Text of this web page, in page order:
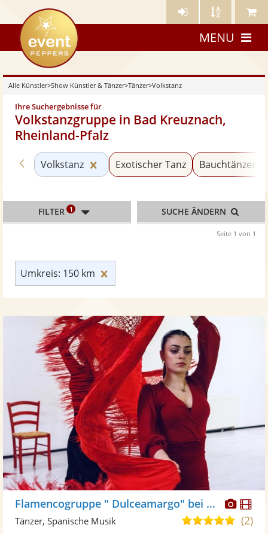
Künstler- Künstler Meine
eventpeppers
MENU
Alle Künstler>Show Künstler & Tänzer>Tänzer>Volkstanz
Ihre Suchergebnisse für
Volkstanzgruppe in Bad Kreuznach,
Rheinland-Pfalz
Zurück zu «Tänzer»
Volkstanz Kategorie «Volkstanz» zurücksetzen
Exotischer Tanz Bauchtänzer
Umkreis: 150 km
FILTER 1 SUCHE ÄNDERN
Seite 1 von 1
Flamencogruppe " Dulceamargo" bei Flamencita Tanzstudio
4,8(2)
Tänzer, Spanische Musik